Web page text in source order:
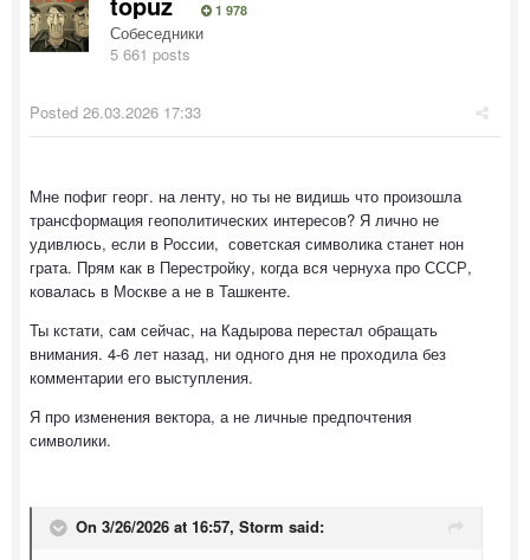
1 978
Собеседники
5 661 posts
Posted 26.03.2026 17:33
Мне пофиг георг. на ленту, но ты не видишь что произошла
трансформация геополитических интересов? Я лично не
удивлюсь, если в России, советская символика станет нон
грата. Прям как в Перестройку, когда вся чернуха про СССР,
ковалась в Москве а не в Ташкенте.
Ты кстати, сам сейчас, на Кадырова перестал обращать
внимания. 4-6 лет назад, ни одного дня не проходила без
комментарии его выступления.
Я про изменения вектора, а не личные предпочтения
символики.
On 3/26/2026 at 16:57, Storm said: